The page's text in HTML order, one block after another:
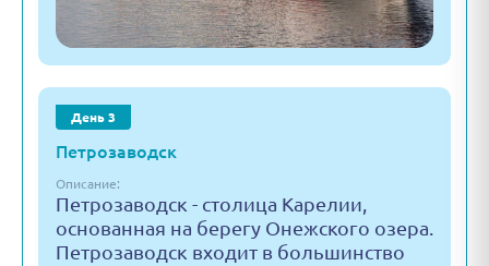
День 3
Петрозаводск
Описание:
Петрозаводск - столица Карелии,
основанная на берегу Онежского озера.
Петрозаводск входит в большинство